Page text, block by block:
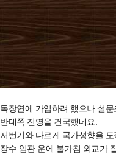
독장연에 가입하려 했으나 설
반대쪽 진영을 건국했네요.
저번기와 다르게 국가성향을
장수 임관 운에 불가침 외교가